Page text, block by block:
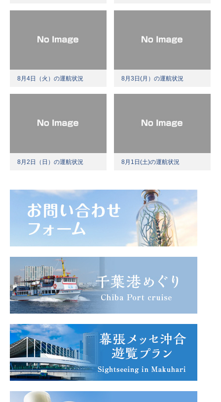
8月4日（火）の運航状況 8月3日(月）の運航状況
8月2日（日）の運航状況 8月1日(土)の運航状況